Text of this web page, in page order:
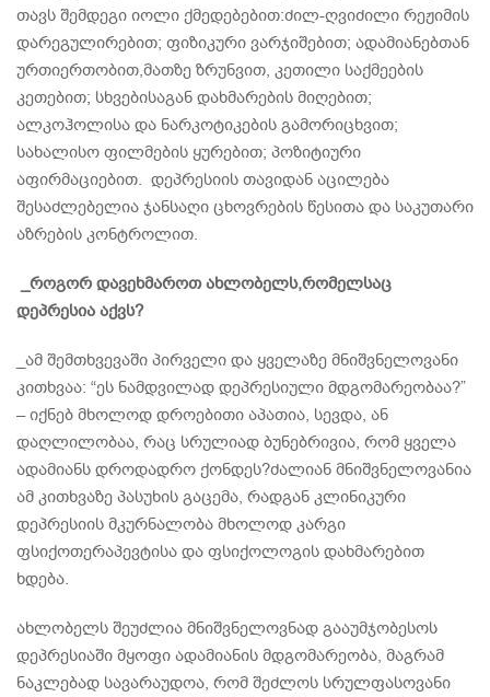
თავს შემდეგი იოლი ქმედებებით:ძილ-ღვიძილი რეჟიმის
დარეგულირებით; ფიზიკური ვარჯიშებით; ადამიანებთან
ურთიერთობით,მათზე ზრუნვით, კეთილი საქმეების
კეთებით; სხვებისაგან დახმარების მიღებით;
ალკოჰოლისა და ნარკოტიკების გამორიცხვით;
სახალისო ფილმების ყურებით; პოზიტიური
აფირმაციებით. დეპრესიის თავიდან აცილება
შესაძლებელია ჯანსაღი ცხოვრების წესითა და საკუთარი
აზრების კონტროლით.
როგორ დავეხმაროთ ახლობელს,რომელსაც
დეპრესია აქვს?
_ამ შემთხვევაში პირველი და ყველაზე მნიშვნელოვანი
კითხვაა: “ეს ნამდვილად დეპრესიული მდგომარეობაა?”
– იქნებ მხოლოდ დროებითი აპათია, სევდა, ან
დაღლილობაა, რაც სრულიად ბუნებრივია, რომ ყველა
ადამიანს დროდადრო ქონდეს?ძალიან მნიშვნელოვანია
ამ კითხვაზე პასუხის გაცემა, რადგან კლინიკური
დეპრესიის მკურნალობა მხოლოდ კარგი
ფსიქოთერაპევტისა და ფსიქოლოგის დახმარებით
ხდება.
ახლობელს შეუძლია მნიშვნელოვნად გააუმჯობესოს
დეპრესიაში მყოფი ადამიანის მდგომარეობა, მაგრამ
ნაკლებად სავარაუდოა, რომ შეძლოს სრულფასოვანი